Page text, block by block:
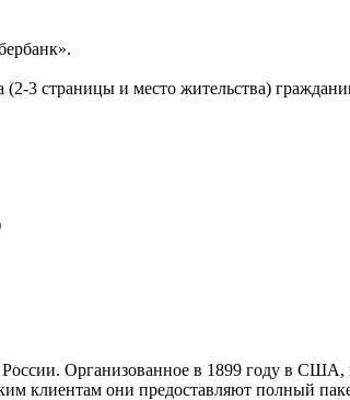
(2-3 страницы и место жительства)
Организованное в 1899 году в США,
клиентам они предоставляют полный